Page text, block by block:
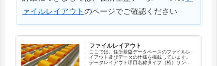
ァイルレイアウト のページでご確認ください
ファイルレイアウト
ここでは、住所基盤データベースのファイルレ
イアウト及びデータの仕様を掲載しています。
データレイアウト項目名称タイプ（桁）サンプ